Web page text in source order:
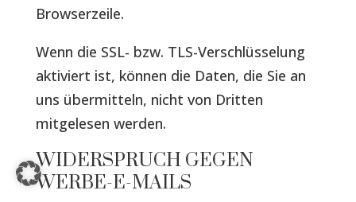
Browserzeile.
Wenn die SSL- bzw. TLS-Verschlüsselung
aktiviert ist, können die Daten, die Sie an
uns übermitteln, nicht von Dritten
mitgelesen werden.
WIDERSPRUCH GEGEN
WERBE-E-MAILS